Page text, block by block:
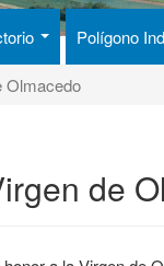
Polígono
Olmacedo
de